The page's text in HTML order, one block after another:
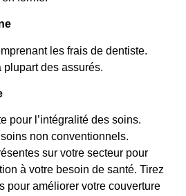
les frais de dentiste.
des assurés.
pour l’intégralité des soins.
non conventionnels.
sur votre secteur pour
à votre besoin de santé. Tirez
pour améliorer votre couverture